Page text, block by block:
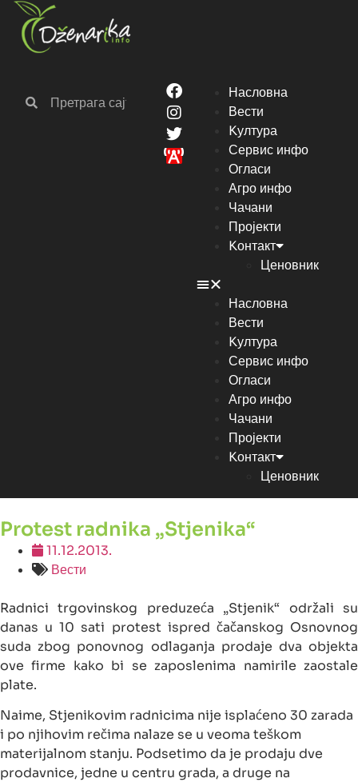
Насловна
Вести
Kултура
Сервис инфо
Огласи
Агро инфо
Чачани
Пројекти
Kонтакт
Ценовник
Насловна
Вести
Kултура
Сервис инфо
Огласи
Агро инфо
Чачани
Пројекти
Kонтакт
Ценовник
Protest radnika „Stjenika“
11.12.2013.
Вести
Radnici trgovinskog preduzeća „Stjenik“ održali su
danas u 10 sati protest ispred čačanskog Osnovnog
suda zbog ponovnog odlaganja prodaje dva objekta
ove firme kako bi se zaposlenima namirile zaostale
plate.
Naime, Stjenikovim radnicima nije isplaćeno 30 zarada
i po njihovim rečima nalaze se u veoma teškom
materijalnom stanju. Podsetimo da je prodaju dve
prodavnice, jedne u centru grada, a druge na